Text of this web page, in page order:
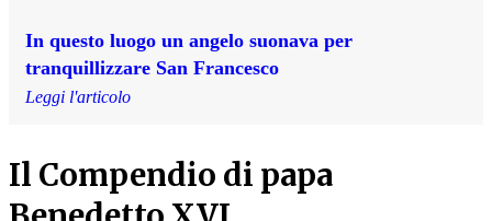
In questo luogo un angelo suonava per
tranquillizzare San Francesco
Leggi l'articolo
Il Compendio di papa